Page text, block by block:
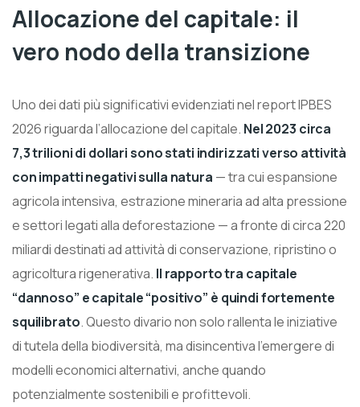
Allocazione del capitale: il
vero nodo della transizione
Uno dei dati più significativi evidenziati nel report IPBES
2026 riguarda l’allocazione del capitale. Nel 2023 circa
7,3 trilioni di dollari sono stati indirizzati verso attività
con impatti negativi sulla natura — tra cui espansione
agricola intensiva, estrazione mineraria ad alta pressione
e settori legati alla deforestazione — a fronte di circa 220
miliardi destinati ad attività di conservazione, ripristino o
agricoltura rigenerativa. Il rapporto tra capitale
“dannoso” e capitale “positivo” è quindi fortemente
squilibrato. Questo divario non solo rallenta le iniziative
di tutela della biodiversità, ma disincentiva l’emergere di
modelli economici alternativi, anche quando
potenzialmente sostenibili e profittevoli.